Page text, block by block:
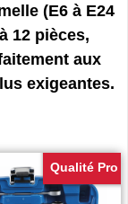
(E6 à E24
12 pièces,
aux
exigeantes.
Qualité Pro